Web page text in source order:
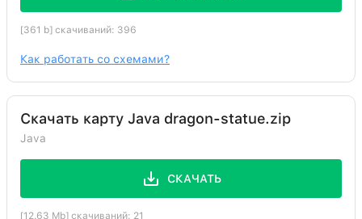
[361 b] скачиваний: 396
Как работать со схемами?
Скачать карту Java dragon-statue.zip
Java
СКАЧАТЬ
[12.63 Mb] скачиваний: 21